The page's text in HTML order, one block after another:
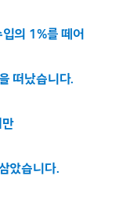
의 1%를 떼어
떠났습니다.
았습니다.